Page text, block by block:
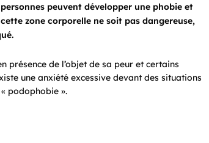
peuvent développer une phobie et
zone corporelle ne soit pas dangereuse,
présence de l’objet de sa peur et certains
une anxiété excessive devant des situations
podophobie ».